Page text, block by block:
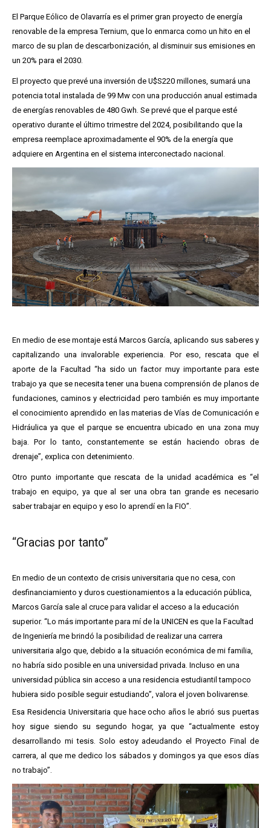
El Parque Eólico de Olavarría es el primer gran proyecto de energía
renovable de la empresa Ternium, que lo enmarca como un hito en el
marco de su plan de descarbonización, al disminuir sus emisiones en
un 20% para el 2030.
El proyecto que prevé una inversión de U$S220 millones, sumará una
potencia total instalada de 99 Mw con una producción anual estimada
de energías renovables de 480 Gwh. Se prevé que el parque esté
operativo durante el último trimestre del 2024, posibilitando que la
empresa reemplace aproximadamente el 90% de la energía que
adquiere en Argentina en el sistema interconectado nacional.
En medio de ese montaje está Marcos García, aplicando sus saberes y
capitalizando una invalorable experiencia. Por eso, rescata que el
aporte de la Facultad “ha sido un factor muy importante para este
trabajo ya que se necesita tener una buena comprensión de planos de
fundaciones, caminos y electricidad pero también es muy importante
el conocimiento aprendido en las materias de Vías de Comunicación e
Hidráulica ya que el parque se encuentra ubicado en una zona muy
baja. Por lo tanto, constantemente se están haciendo obras de
drenaje”, explica con detenimiento.
Otro punto importante que rescata de la unidad académica es “el
trabajo en equipo, ya que al ser una obra tan grande es necesario
saber trabajar en equipo y eso lo aprendí en la FIO”.
“Gracias por tanto”
En medio de un contexto de crisis universitaria que no cesa, con
desfinanciamiento y duros cuestionamientos a la educación pública,
Marcos García sale al cruce para validar el acceso a la educación
superior. “Lo más importante para mí de la UNICEN es que la Facultad
de Ingeniería me brindó la posibilidad de realizar una carrera
universitaria algo que, debido a la situación económica de mi familia,
no habría sido posible en una universidad privada. Incluso en una
universidad pública sin acceso a una residencia estudiantil tampoco
hubiera sido posible seguir estudiando”, valora el joven bolivarense.
Esa Residencia Universitaria que hace ocho años le abrió sus puertas
hoy sigue siendo su segundo hogar, ya que “actualmente estoy
desarrollando mi tesis. Solo estoy adeudando el Proyecto Final de
carrera, al que me dedico los sábados y domingos ya que esos días
no trabajo”.